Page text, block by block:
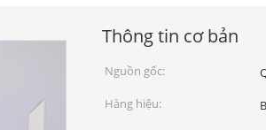
Thông tin cơ bản
Nguồn gốc:
Hàng hiệu: